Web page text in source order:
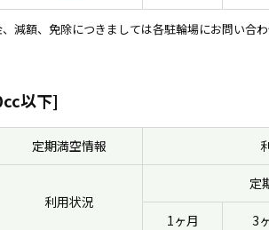
減額、免除につきましては各駐輪場にお問い合わ
以下]
定期満空情報
利用状況
定
1ヶ月
3